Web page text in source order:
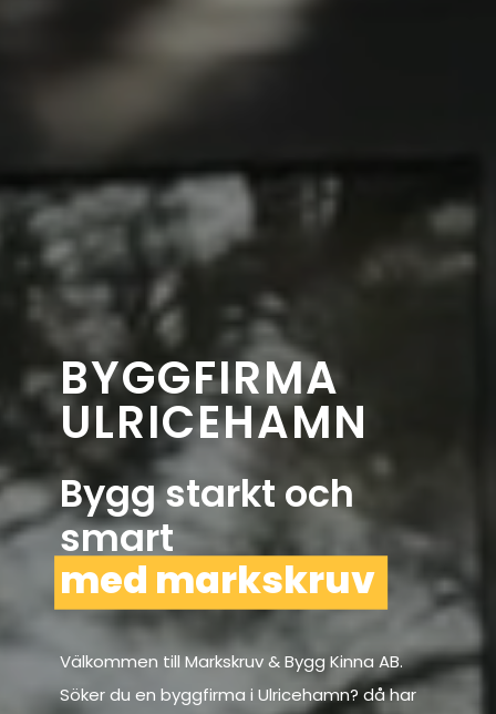
BYGGFIRMA
ULRICEHAMN
Bygg starkt och
smart
med markskruv
Välkommen till Markskruv & Bygg Kinna AB.
Söker du en byggfirma i Ulricehamn? då har